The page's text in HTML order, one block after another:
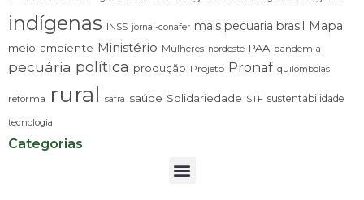
indígenas INSS jornal-conafer mais pecuaria brasil Mapa
meio-ambiente Ministério Mulheres nordeste PAA pandemia
pecuária política produção Projeto Pronaf quilombolas
reforma rural safra saúde Solidariedade STF sustentabilidade
tecnologia
Categorias